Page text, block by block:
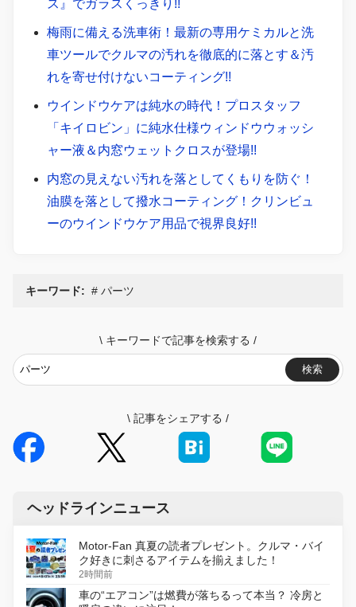
ス』でガラスくっきり!!
梅雨に備える洗車術！最新の専用ケミカルと洗
車ツールでクルマの汚れを徹底的に落とす＆汚
れを寄せ付けないコーティング!!
ウインドウケアは純水の時代！プロスタッフ
「キイロビン」に純水仕様ウィンドウウォッシ
ャー液＆内窓ウェットクロスが登場!!
内窓の見えない汚れを落としてくもりを防ぐ！
油膜を落として撥水コーティング！クリンビュ
ーのウインドウケア用品で視界良好!!
キーワード: パーツ
\ キーワードで記事を検索する /
検索
\ 記事をシェアする /
ヘッドラインニュース
Motor-Fan 真夏の読者プレゼント。クルマ・バイ
ク好きに刺さるアイテムを揃えました！
2時間前
車の“エアコン”は燃費が落ちるって本当？ 冷房と